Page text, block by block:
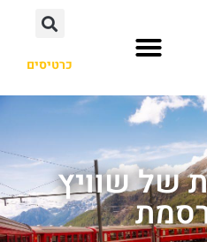
כרטיסים
של שוויץ